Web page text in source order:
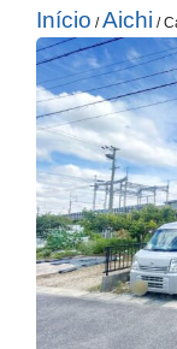
Início /Aichi /